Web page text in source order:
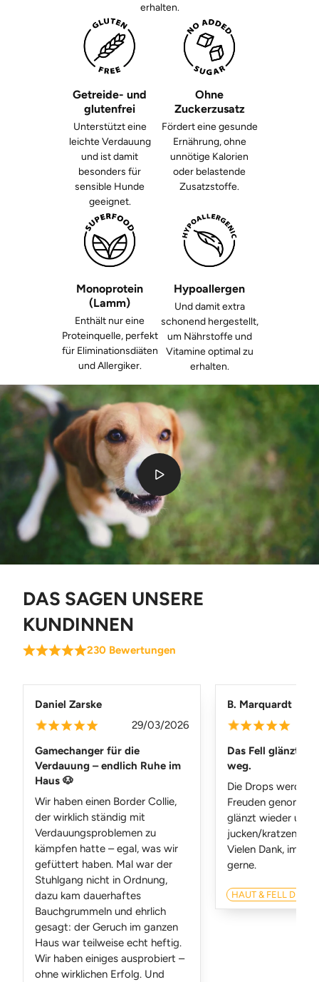
erhalten.
Getreide- und
glutenfrei
Unterstützt eine
leichte Verdauung
und ist damit
besonders für
sensible Hunde
geeignet.
Ohne
Zuckerzusatz
Fördert eine gesunde
Ernährung, ohne
unnötige Kalorien
oder belastende
Zusatzstoffe.
Monoprotein
(Lamm)
Enthält nur eine
Proteinquelle, perfekt
für Eliminationsdiäten
und Allergiker.
Hypoallergen
Und damit extra
schonend hergestellt,
um Nährstoffe und
Vitamine optimal zu
erhalten.
DAS SAGEN UNSERE
KUNDINNEN
¡¡¡¡¡230 Bewertungen
Daniel Zarske
¡¡¡¡¡
29/03/2026
Gamechanger für die
Verdauung – endlich Ruhe im
Haus 🐶
Wir haben einen Border Collie,
der wirklich ständig mit
Verdauungsproblemen zu
kämpfen hatte – egal, was wir
gefüttert haben. Mal war der
Stuhlgang nicht in Ordnung,
dazu kam dauerhaftes
Bauchgrummeln und ehrlich
gesagt: der Geruch im ganzen
Haus war teilweise echt heftig.
Wir haben einiges ausprobiert –
ohne wirklichen Erfolg. Und
B. Marquardt
¡¡¡¡¡
Das Fell glänzt,
weg.
Die Drops werden
Freuden
glänzt wieder und
jucken/kratzen ist
Vielen Dank,
gerne.
HAUT & FELL DROPS